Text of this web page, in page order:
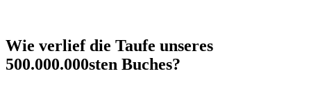
Wie verlief die Taufe unseres
500.000.000sten Buches?